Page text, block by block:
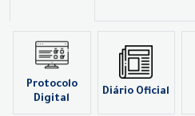
Protocolo
Digital
Diário Oficial